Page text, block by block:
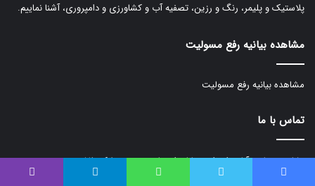
پلاستیک و پلیمر، رنگ و رزین، تصفیه آب و کشاورزی و دامپروری، آشنا نماییم.
مشاهده بیانیه رفع مسولیت
مشاهده بیانیه رفع مسولیت
تماس با ما
نشانی: سعادت آباد ، ابتدای خیابان احسان جنوبی ، پلاک ۵۲